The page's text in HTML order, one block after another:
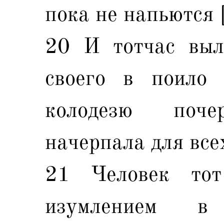
пока не напьются
20 И тотчас
своего в
колодезю
начерпала для
21 Человек
изумлением